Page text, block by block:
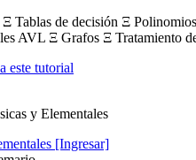
Tablas de decisión Ξ
AVL Ξ Grafos Ξ Tratamiento
este tutorial
y Elementales
[Ingresar]